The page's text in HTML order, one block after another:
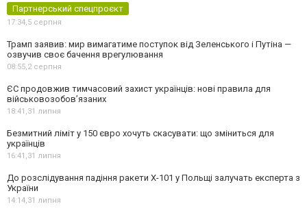
Партнерський спецпроєкт
17:34,5 серпня
Трамп заявив: мир вимагатиме поступок від Зеленського і Путіна —
озвучив своє бачення врегулювання
08:55,2 серпня
ЄС продовжив тимчасовий захист українців: нові правила для
військовозобов’язаних
18:41,31 липня
Безмитний ліміт у 150 євро хочуть скасувати: що зміниться для
українців
16:41,31 липня
До розслідування падіння ракети Х-101 у Польщі залучать експерта з
України
14:14,31 липня